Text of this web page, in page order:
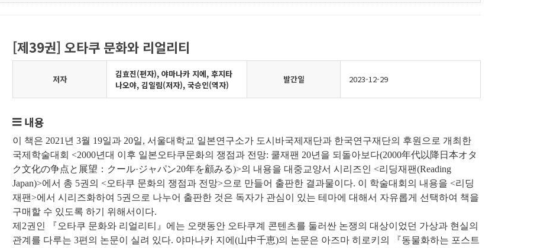
[제39권] 오타쿠 문화와 리얼리티
저자
김효진(편자), 야마나카 지에, 후지타
나오야, 김일림(저자), 국승인(역자)
발간일 2023-12-29
내용
이 책은 2021년 3월 19일과 20일, 서울대학교 일본연구소가 도시바국제재단과 한국연구재단의 후원으로 개최한
국제학술대회 <2000년대 이후 일본오타쿠문화의 쟁점과 전망: 쿨재팬 20년을 되돌아보다(2000年代以降日本オタ
ク文化の争点と展望： クール·ジャパン20年を顧みる)>의 내용을 대중교양서 시리즈인 <리딩재팬(Reading
Japan)>에서 총 5권의 <오타쿠 문화의 쟁점과 전망>으로 만들어 출판한 결과물이다. 이 학술대회의 내용을 <리딩
재팬>에서 시리즈화하여 5권으로 나누어 출판한 것은 독자가 관심이 있는 테마에 대해서 자유롭게 선택하여 책을
구매할 수 있도록 하기 위해서이다.
제2권인 『오타쿠 문화와 리얼리티』에는 오랫동안 오타쿠계 콘텐츠를 둘러싼 논쟁의 대상이었던 가상과 현실의
관계를 다루는 3편의 논문이 실려 있다. 야마나카 지에(山中千恵)의 논문은 아즈마 히로키의 『동물화하는 포스트